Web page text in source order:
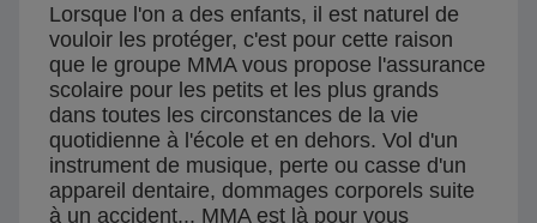
Lorsque l'on a des enfants, il est naturel de
vouloir les protéger, c'est pour cette raison
que le groupe MMA vous propose l'assurance
scolaire pour les petits et les plus grands
dans toutes les circonstances de la vie
quotidienne à l'école et en dehors. Vol d'un
instrument de musique, perte ou casse d'un
appareil dentaire, dommages corporels suite
à un accident... MMA est là pour vous